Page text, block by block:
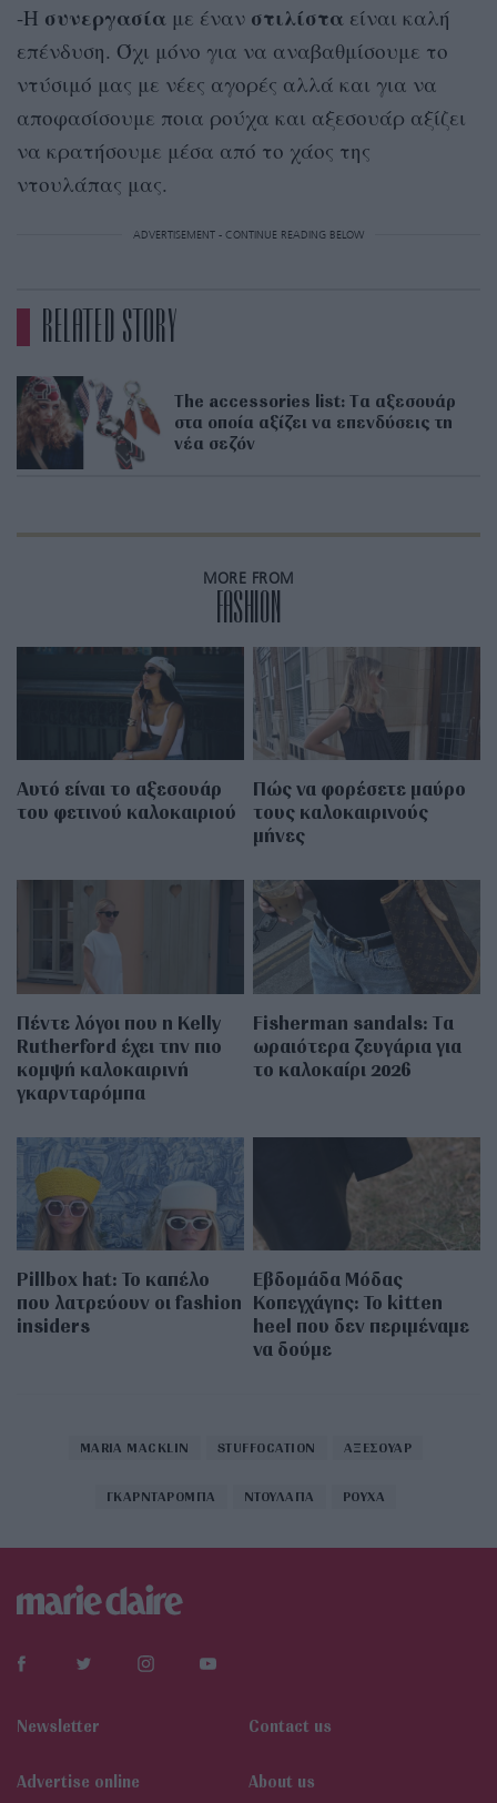
-Η συνεργασία με έναν στιλίστα είναι καλή
επένδυση. Όχι μόνο για να αναβαθμίσουμε το
ντύσιμό μας με νέες αγορές αλλά και για να
αποφασίσουμε ποια ρούχα και αξεσουάρ αξίζει
να κρατήσουμε μέσα από το χάος της
ντουλάπας μας.
ADVERTISEMENT - CONTINUE READING BELOW
RELATED STORY
The accessories list: Tα αξεσουάρ
στα οποία αξίζει να επενδύσεις τη
νέα σεζόν
MORE FROM
FASHION
Αυτό είναι το αξεσουάρ
του φετινού καλοκαιριού
Πώς να φορέσετε μαύρο
τους καλοκαιρινούς
μήνες
Πέντε λόγοι που η Kelly
Rutherford έχει την πιο
κομψή καλοκαιρινή
γκαρνταρόμπα
Fisherman sandals: Tα
ωραιότερα ζευγάρια για
το καλοκαίρι 2026
Pillbox hat: Το καπέλο
που λατρεύουν οι fashion
insiders
Εβδομάδα Μόδας
Κοπεγχάγης: Το kitten
heel που δεν περιμέναμε
να δούμε
MARIA MACKLIN STUFFOCATION ΑΞΕΣΟΥΑΡ
ΓΚΑΡΝΤΑΡΟΜΠΑ ΝΤΟΥΛΑΠΑ ΡΟΥΧΑ
Newsletter Contact us
Αdvertise online About us